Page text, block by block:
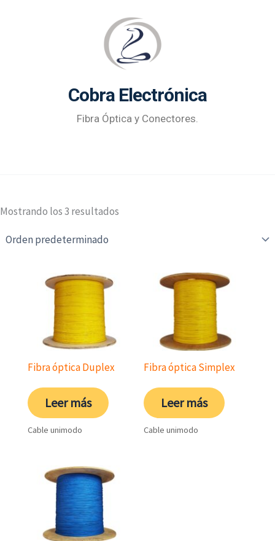
Cobra Electrónica
Fibra Óptica y Conectores.
Mostrando los 3 resultados
Fibra óptica Duplex
Leer más
Cable unimodo
Fibra óptica Simplex
Leer más
Cable unimodo